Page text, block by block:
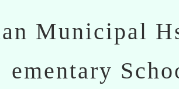
Municipal
ementary